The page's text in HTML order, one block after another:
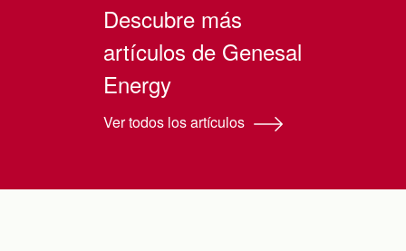
Descubre más
artículos de Genesal
Energy
Ver todos los artículos